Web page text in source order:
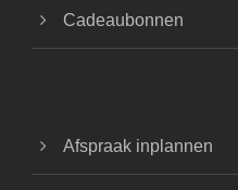
Cadeaubonnen
Afspraak inplannen